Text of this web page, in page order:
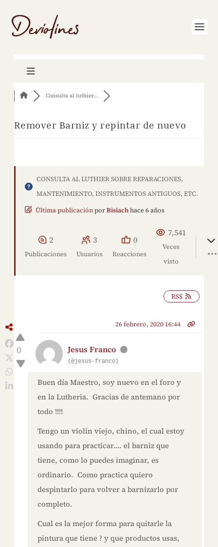
Consulta al luthier...
Remover Barniz y repintar de nuevo
CONSULTA AL LUTHIER SOBRE REPARACIONES,
MANTENIMIENTO, INSTRUMENTOS ANTIGUOS, ETC.
Última publicaciónporBisiachhace 6 años
2
Publicaciones
3
Usuarios
0
Reacciones
7,541
Veces
visto
RSS
0
26 febrero, 2020 16:44
Jesus Franco
(@jesus-franco)
Buen día Maestro, soy nuevo en el foro y
en la Lutheria. Gracias de antemano por
todo !!!!
Tengo un violín viejo, chino, el cual estoy
usando para practicar.... el barniz que
tiene, como lo puedes imaginar, es
ordinario. Como practica quiero
despintarlo para volver a barnizarlo por
completo.
Cual es la mejor forma para quitarle la
pintura que tiene ? y que productos usas,